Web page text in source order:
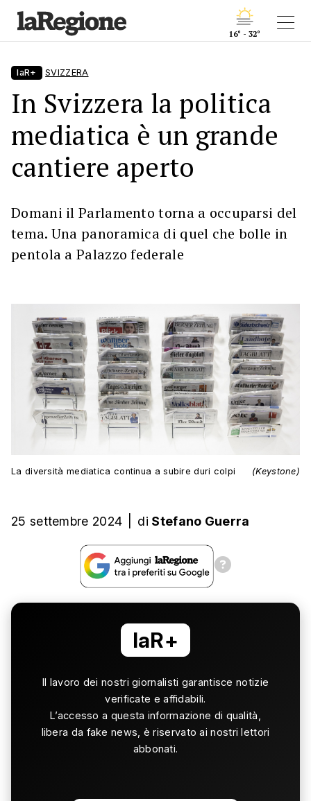
16° - 32°
laR+ SVIZZERA
In Svizzera la politica
mediatica è un grande
cantiere aperto
Domani il Parlamento torna a occuparsi del
tema. Una panoramica di quel che bolle in
pentola a Palazzo federale
La diversità mediatica continua a subire duri colpi (Keystone)
25 settembre 2024 di Stefano Guerra
laR+
Il lavoro dei nostri giornalisti garantisce notizie
verificate e affidabili.
L’accesso a questa informazione di qualità,
libera da fake news, è riservato ai nostri lettori
abbonati.